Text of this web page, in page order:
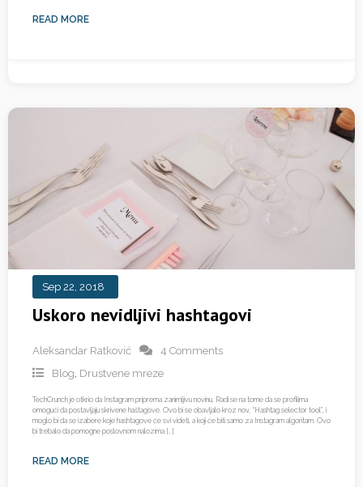
READ MORE
Uskoro nevidljivi hashtagovi
Sep 22, 2018
Aleksandar Ratković
4 Comments
Blog, Drustvene mreze
TechCrunch je otkrio da Instagram priprema zanimljivu novinu. Radi se na tome da se profilima
omogući da postavljaju skrivene haštagove. Ovo bi se obavljalo kroz nov, “Hashtag selector tool”, i
moglo bi da se izabere koje hashtagove će svi videti, a koji će biti samo za Instagram algoritam. Ovo
bi trebalo da pomogne poslovnom nalozima […]
READ MORE